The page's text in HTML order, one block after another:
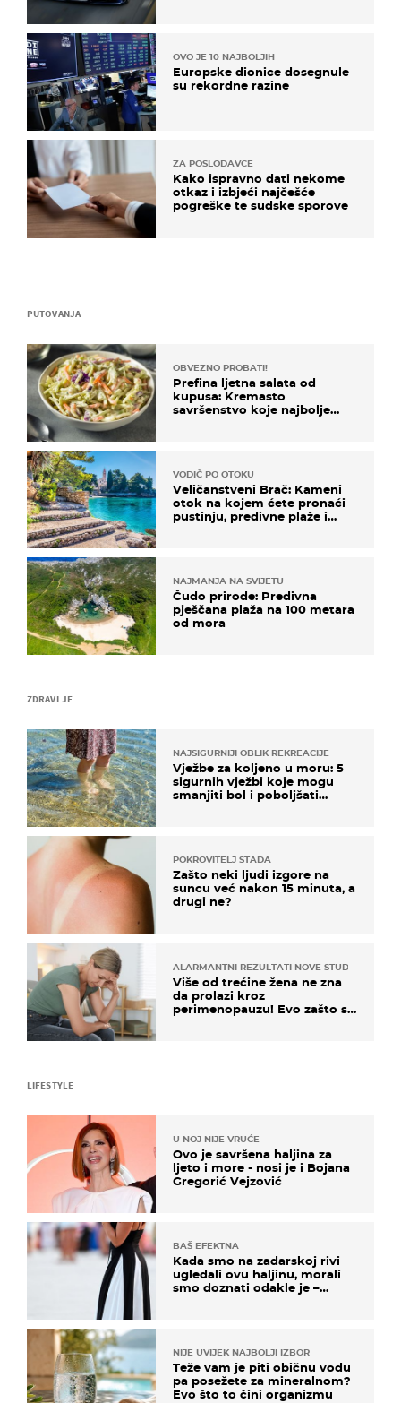
ZDRAVLJE
NAJSIGURNIJI OBLIK REKREACIJE
Vježbe za koljeno u moru: 5
sigurnih vježbi koje mogu
smanjiti bol i poboljšati
POKROVITELJ STADA
Zašto neki ljudi izgore na
suncu već nakon 15 minuta, a
drugi ne?
ALARMANTNI REZULTATI NOVE STUDIJE
Više od trećine žena ne zna
da prolazi kroz
perimenopauzu! Evo zašto su
PUTOVANJA
OBVEZNO PROBATI!
Prefina ljetna salata od
kupusa: Kremasto
savršenstvo koje najbolje
VODIČ PO OTOKU
Veličanstveni Brač: Kameni
otok na kojem ćete pronaći
pustinju, predivne plaže i
NAJMANJA NA SVIJETU
Čudo prirode: Predivna
pješčana plaža na 100 metara
od mora
OVO JE 10 NAJBOLJIH
Europske dionice dosegnule
su rekordne razine
ZA POSLODAVCE
Kako ispravno dati nekome
otkaz i izbjeći najčešće
pogreške te sudske sporove
LIFESTYLE
U NOJ NIJE VRUĆE
Ovo je savršena haljina za
ljeto i more - nosi je i Bojana
Gregorić Vejzović
BAŠ EFEKTNA
Kada smo na zadarskoj rivi
ugledali ovu haljinu, morali
smo doznati odakle je –
NIJE UVIJEK NAJBOLJI IZBOR
Teže vam je piti običnu vodu
pa posežete za mineralnom?
Evo što to čini organizmu